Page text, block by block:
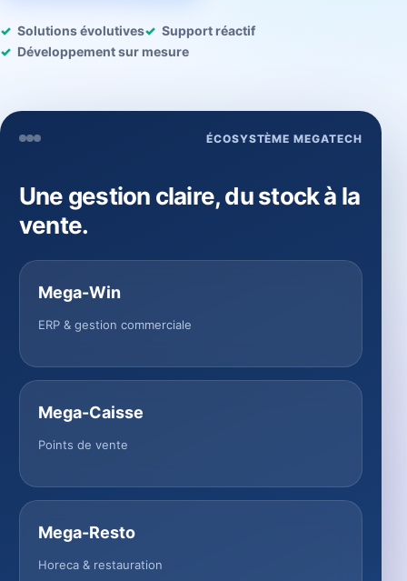
Solutions évolutives
Support réactif
Développement sur mesure
ÉCOSYSTÈME MEGATECH
Une gestion claire, du stock à la
vente.
Mega-Win
ERP & gestion commerciale
Mega-Caisse
Points de vente
Mega-Resto
Horeca & restauration